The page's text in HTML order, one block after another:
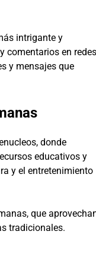
intrigante y
comentarios en redes
y mensajes que
donde
educativos y
y el entretenimiento
que
tradicionales.